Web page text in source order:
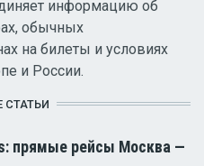
информацию об
обычных
на билеты и условиях
и России.
СТАТЬИ
прямые рейсы Москва —